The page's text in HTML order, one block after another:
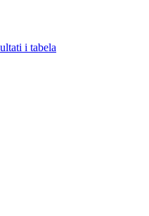
i tabela